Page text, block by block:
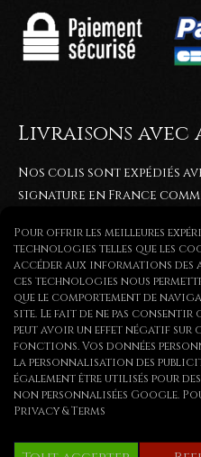
Pour offrir les meilleures
technologies telles que les
accéder aux informations des
ces technologies nous
que le comportement de
site. Le fait de ne pas
peut avoir un effet négatif sur
fonctions. Vos données
la personnalisation des
également être utilisés pour
non personnalisées Google.
Privacy & Terms
Livraisons avec
Nos colis sont expédiés
signature en France
5jours après réception du
expédiées via colissimo
Copyright © | Tous droits